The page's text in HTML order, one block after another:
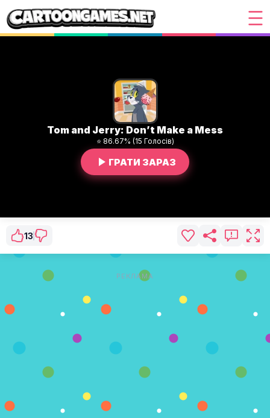
Tom and Jerry: Don’t Make a Mess
⭐ 86.67% (15 Голосів)
ГРАТИ ЗАРАЗ
13
РЕКЛАМА